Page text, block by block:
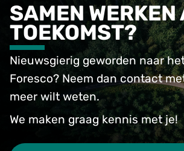
SAMEN WERKEN
TOEKOMST?
Nieuwsgierig geworden naar
Foresco? Neem dan contact
meer wilt weten.
We maken graag kennis met je!